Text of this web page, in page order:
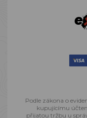
Podle zákona o
kupujícímu
přijatou tržbu u